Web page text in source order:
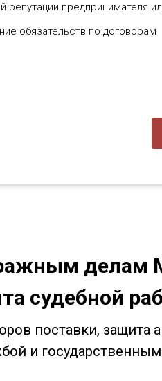
предпринимателя
обязательств по договорам
судебной
поставки, защита
и